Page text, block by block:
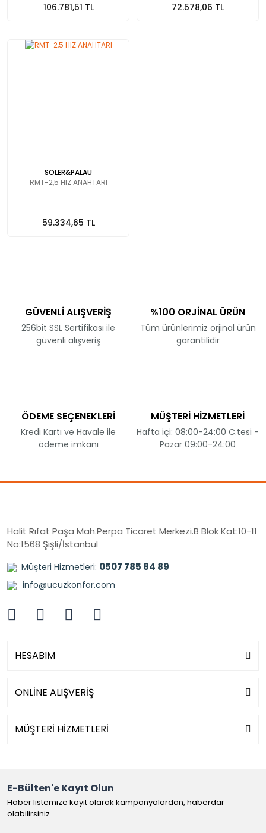
106.781,51 TL 72.578,06 TL
SOLER&PALAU
RMT-2,5 HIZ ANAHTARI
59.334,65 TL
GÜVENLİ ALIŞVERİŞ
256bit SSL Sertifikası ile
güvenli alışveriş
%100 ORJİNAL ÜRÜN
Tüm ürünlerimiz orjinal ürün
garantilidir
ÖDEME SEÇENEKLERİ
Kredi Kartı ve Havale ile
ödeme imkanı
MÜŞTERİ HİZMETLERİ
Hafta içi: 08:00-24:00 C.tesi -
Pazar 09:00-24:00
Halit Rıfat Paşa Mah.Perpa Ticaret Merkezi.B Blok Kat:10-11
No:1568 Şişli/İstanbul
Müşteri Hizmetleri: 0507 785 84 89
info@ucuzkonfor.com
HESABIM
ONLİNE ALIŞVERİŞ
MÜŞTERİ HİZMETLERİ
E-Bülten'e Kayıt Olun
Haber listemize kayıt olarak kampanyalardan, haberdar
olabilirsiniz.